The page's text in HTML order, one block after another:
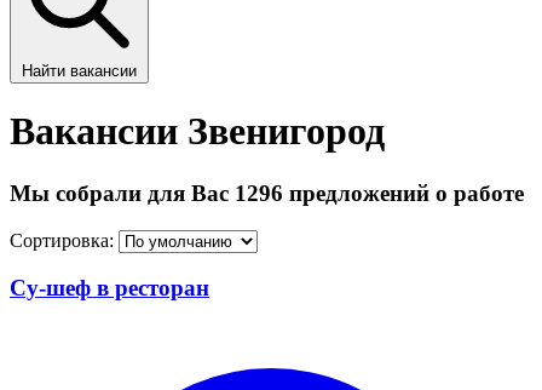
Найти вакансии
Вакансии Звенигород
Мы собрали для Вас 1296 предложений о работе
Сортировка:
Су-шеф в ресторан